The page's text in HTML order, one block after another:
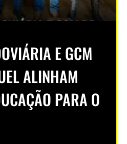
E GCM
ALINHAM
PARA O